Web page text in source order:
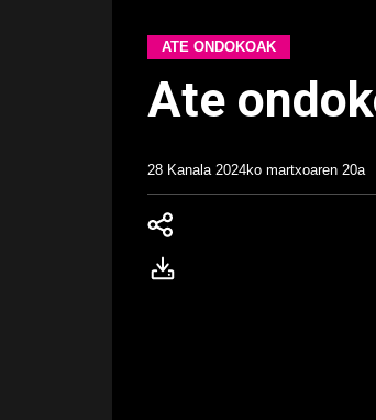
ATE ONDOKOAK
Ate
28 Kanala 2024ko martxoaren 20a